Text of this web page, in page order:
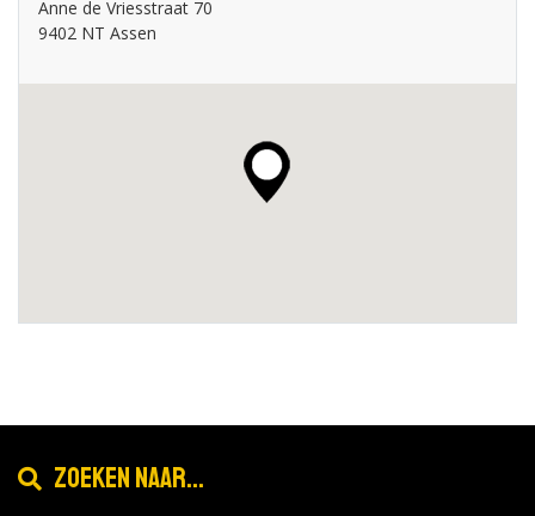
Anne de Vriesstraat 70
9402 NT Assen
Zoeken naar...